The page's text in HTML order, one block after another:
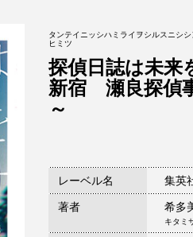
タンテイニッシハミライヲシルスニシ
ヒミツ
探偵日誌は未
新宿 瀬良探偵
～
レーベル名 集英
著者 希多
キタミ